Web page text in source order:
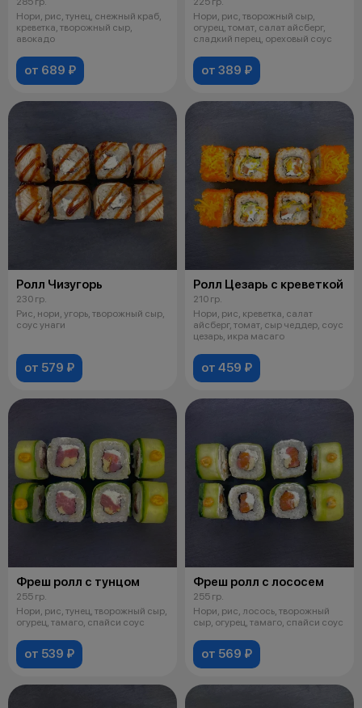
Нори, рис, тунец, снежный краб,
креветка, творожный сыр,
авокадо
от 689 ₽
Нори, рис, творожный сыр,
огурец, томат, салат айсберг,
сладкий перец, ореховый соус
от 389 ₽
Ролл Чизугорь
230 гр.
Рис, нори, угорь, творожный сыр,
соус унаги
от 579 ₽
Ролл Цезарь с креветкой
210 гр.
Нори, рис, креветка, салат
айсберг, томат, сыр чеддер, соус
цезарь, икра масаго
от 459 ₽
Фреш ролл с тунцом
255 гр.
Нори, рис, тунец, творожный сыр,
огурец, тамаго, спайси соус
от 539 ₽
Фреш ролл с лососем
255 гр.
Нори, рис, лосось, творожный
сыр, огурец, тамаго, спайси соус
от 569 ₽